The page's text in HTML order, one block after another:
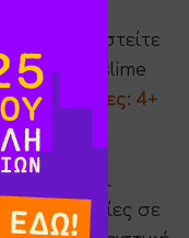
Ετοιμαστείτε
γλοιώδη slime
Ηλικίες: 4+
Aγαπημένοι
ιστορίες σε